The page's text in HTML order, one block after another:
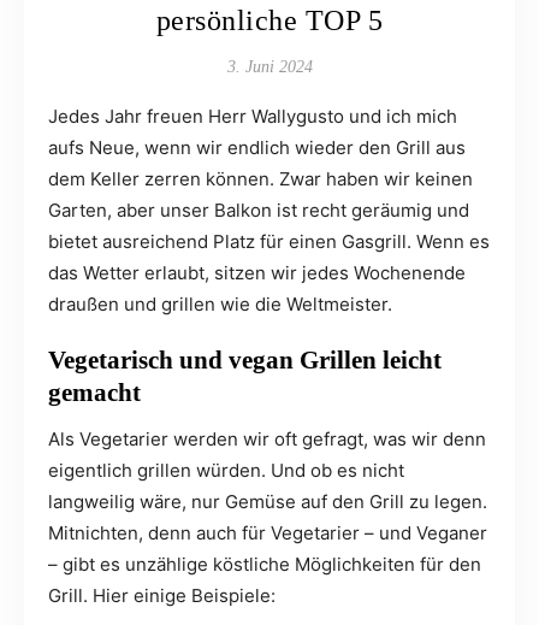
persönliche TOP 5
3. Juni 2024
Jedes Jahr freuen Herr Wallygusto und ich mich
aufs Neue, wenn wir endlich wieder den Grill aus
dem Keller zerren können. Zwar haben wir keinen
Garten, aber unser Balkon ist recht geräumig und
bietet ausreichend Platz für einen Gasgrill. Wenn es
das Wetter erlaubt, sitzen wir jedes Wochenende
draußen und grillen wie die Weltmeister.
Vegetarisch und vegan Grillen leicht
gemacht
Als Vegetarier werden wir oft gefragt, was wir denn
eigentlich grillen würden. Und ob es nicht
langweilig wäre, nur Gemüse auf den Grill zu legen.
Mitnichten, denn auch für Vegetarier – und Veganer
– gibt es unzählige köstliche Möglichkeiten für den
Grill. Hier einige Beispiele: